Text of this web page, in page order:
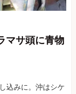
マサ頭に青物
込みに。沖はシケ